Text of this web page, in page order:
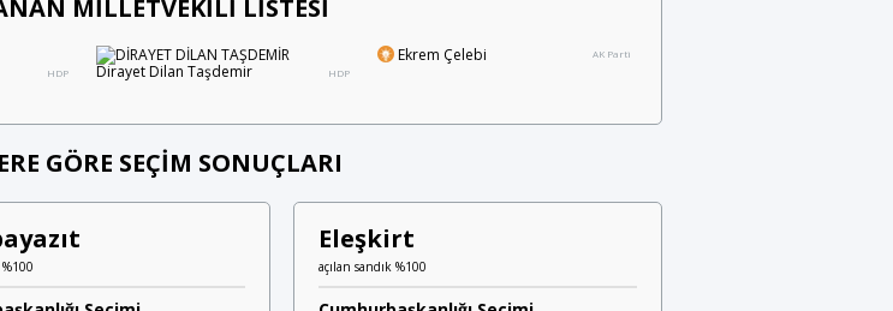
MİLLETVEKİLİ LİSTESİ
HDP Dirayet Dilan Taşdemir HDP
Ekrem Çelebi AK Parti
GÖRE SEÇİM SONUÇLARI
%100
Eleşkirt
açılan sandık %100